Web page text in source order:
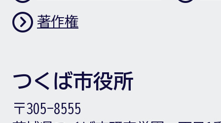
著作権
つくば市役所
〒305-8555